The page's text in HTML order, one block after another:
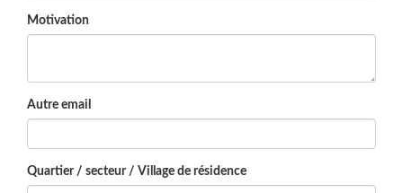
Motivation
Autre email
Quartier / secteur / Village de résidence